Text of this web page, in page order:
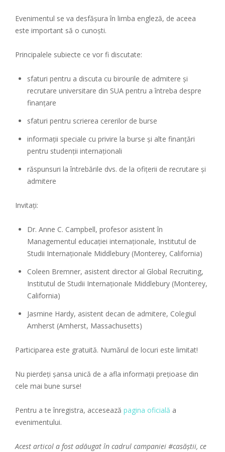
Evenimentul se va desfășura în limba engleză, de aceea
este important să o cunoști.
Principalele subiecte ce vor fi discutate:
sfaturi pentru a discuta cu birourile de admitere și
recrutare universitare din SUA pentru a întreba despre
finanțare
sfaturi pentru scrierea cererilor de burse
informații speciale cu privire la burse și alte finanțări
pentru studenții internaționali
răspunsuri la întrebările dvs. de la ofițerii de recrutare și
admitere
Invitați:
Dr. Anne C. Campbell, profesor asistent în
Managementul educației internaționale, Institutul de
Studii Internaționale Middlebury (Monterey, California)
Coleen Bremner, asistent director al Global Recruiting,
Institutul de Studii Internaționale Middlebury (Monterey,
California)
Jasmine Hardy, asistent decan de admitere, Colegiul
Amherst (Amherst, Massachusetts)
Participarea este gratuită. Numărul de locuri este limitat!
Nu pierdeți șansa unică de a afla informații prețioase din
cele mai bune surse!
Pentru a te înregistra, accesează pagina oficială a
evenimentului.
Acest articol a fost adăugat în cadrul campaniei #casăștii, ce